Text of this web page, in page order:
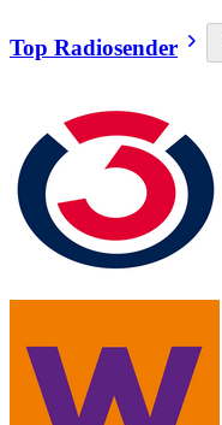
Top Radiosender